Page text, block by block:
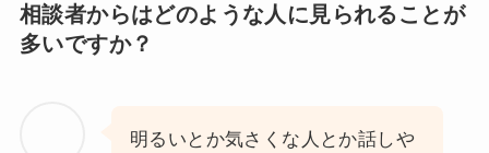
相談者からはどのような人に見られることが
多いですか？
明るいとか気さくな人とか話しや